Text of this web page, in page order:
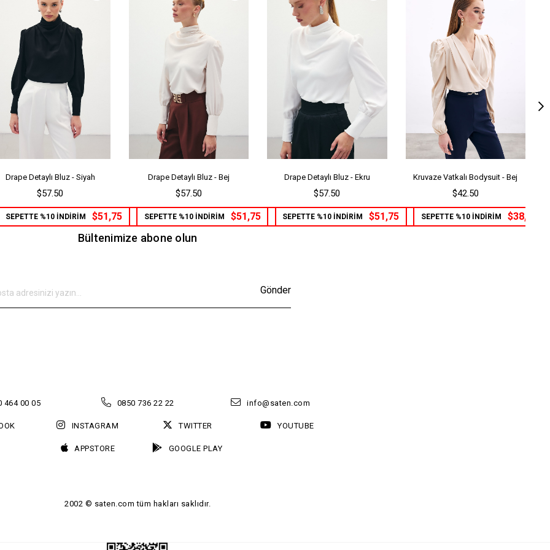
Drape Detaylı Bluz - Siyah
$57.50
SEPETTE %10 İNDİRİM $51,75
Drape Detaylı Bluz - Bej
$57.50
SEPETTE %10 İNDİRİM $51,75
Drape Detaylı Bluz - Ekru
$57.50
SEPETTE %10 İNDİRİM $51,75
Kruvaze Vatkalı Bodysuit - Bej
$42.50
SEPETTE %10 İNDİRİM $38,25
Bültenimize abone olun
Gönder
464 00 05 0850 736 22 22 info@saten.com
INSTAGRAM TWITTER YOUTUBE
APPSTORE GOOGLE PLAY
2002 © saten.com tüm hakları saklıdır.